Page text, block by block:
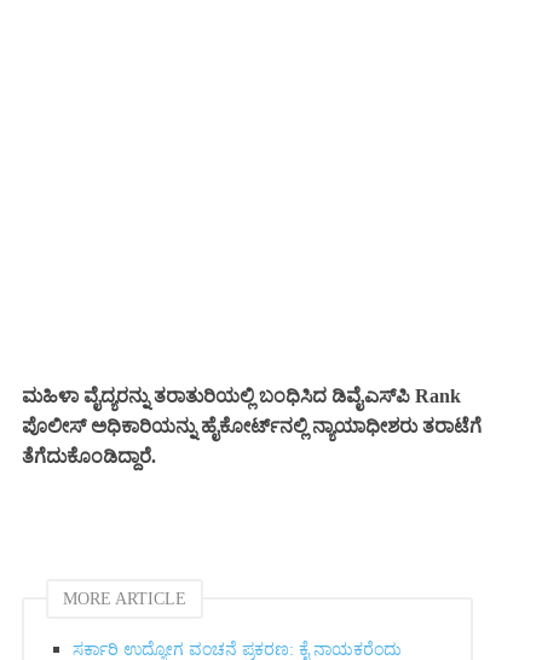
ಮಹಿಳಾ ವೈದ್ಯರನ್ನು ತರಾತುರಿಯಲ್ಲಿ ಬಂಧಿಸಿದ ಡಿವೈಎಸ್‌ಪಿ Rank
ಪೊಲೀಸ್ ಅಧಿಕಾರಿಯನ್ನು ಹೈಕೋರ್ಟ್‌ನಲ್ಲಿ ನ್ಯಾಯಾಧೀಶರು ತರಾಟೆಗೆ
ತೆಗೆದುಕೊಂಡಿದ್ದಾರೆ.
MORE ARTICLE
ಸರ್ಕಾರಿ ಉದ್ಯೋಗ ವಂಚನೆ ಪ್ರಕರಣ: ಕೈ ನಾಯಕರೆಂದು